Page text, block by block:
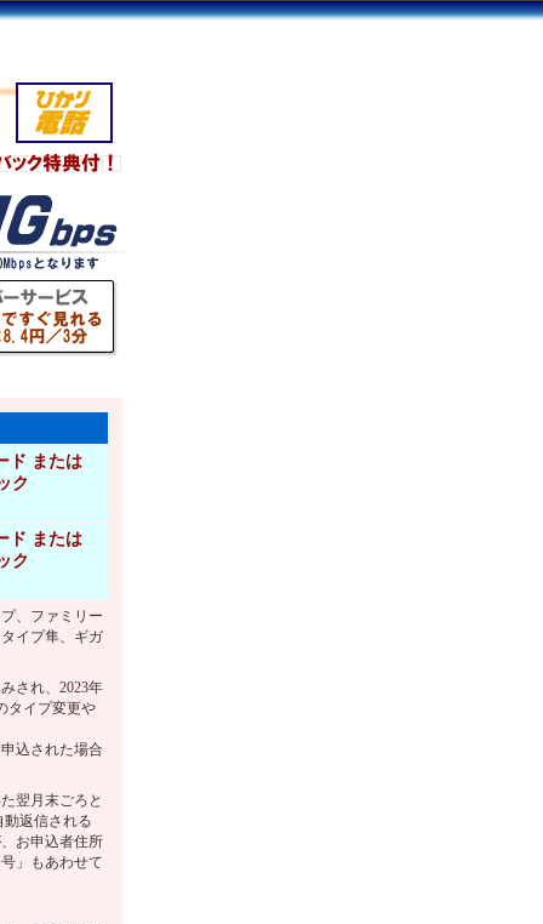
ド または
ク
ド または
ク
、ファミリー
イプ隼、ギガ
され、2023年
タイプ変更や
込された場合
翌月末ごろと
返信される
お申込者住所
」もあわせて